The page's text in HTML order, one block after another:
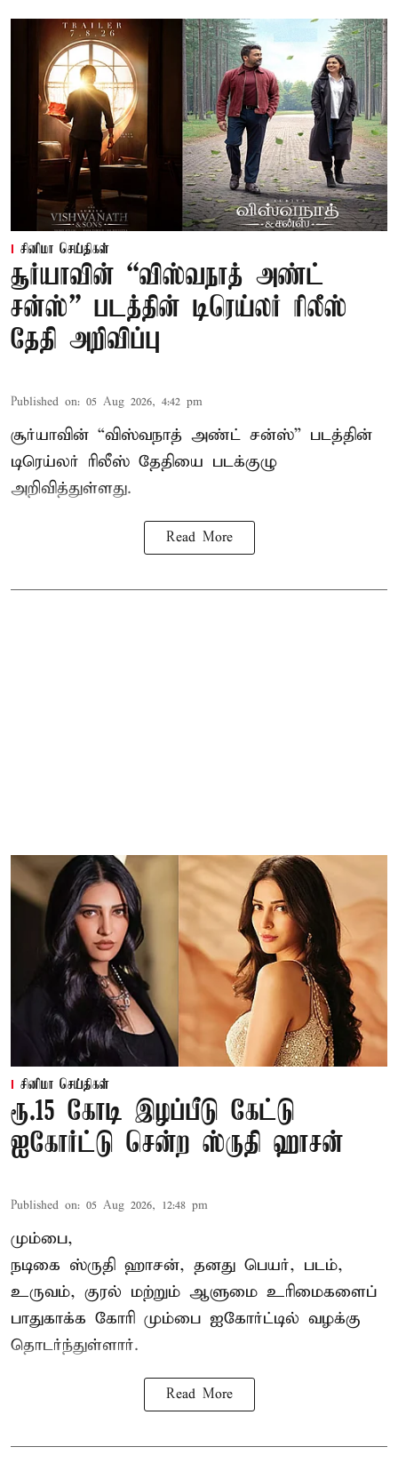
சினிமா செய்திகள்
சூர்யாவின் “விஸ்வநாத் அண்ட்
சன்ஸ்” படத்தின் டிரெய்லர் ரிலீஸ்
தேதி அறிவிப்பு
Published on: 05 Aug 2026, 4:42 pm
சூர்யாவின் “விஸ்வநாத் அண்ட் சன்ஸ்” படத்தின்
டிரெய்லர் ரிலீஸ் தேதியை படக்குழு
அறிவித்துள்ளது.
Read More
சினிமா செய்திகள்
ரூ.15 கோடி இழப்பீடு கேட்டு
ஐகோர்ட்டு சென்ற ஸ்ருதி ஹாசன்
Published on: 05 Aug 2026, 12:48 pm
மும்பை,
நடிகை ஸ்ருதி ஹாசன், தனது பெயர், படம்,
உருவம், குரல் மற்றும் ஆளுமை உரிமைகளைப்
பாதுகாக்க கோரி மும்பை ஐகோர்ட்டில் வழக்கு
தொடர்ந்துள்ளார்.
Read More